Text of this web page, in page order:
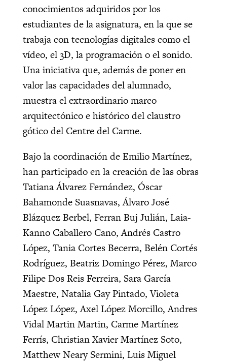
conocimientos adquiridos por los
estudiantes de la asignatura, en la que se
trabaja con tecnologías digitales como el
vídeo, el 3D, la programación o el sonido.
Una iniciativa que, además de poner en
valor las capacidades del alumnado,
muestra el extraordinario marco
arquitectónico e histórico del claustro
gótico del Centre del Carme.
Bajo la coordinación de Emilio Martínez,
han participado en la creación de las obras
Tatiana Álvarez Fernández, Óscar
Bahamonde Suasnavas, Álvaro José
Blázquez Berbel, Ferran Buj Julián, Laia-
Kanno Caballero Cano, Andrés Castro
López, Tania Cortes Becerra, Belén Cortés
Rodríguez, Beatriz Domingo Pérez, Marco
Filipe Dos Reis Ferreira, Sara García
Maestre, Natalia Gay Pintado, Violeta
López López, Axel López Morcillo, Andres
Vidal Martin Martin, Carme Martínez
Ferrís, Christian Xavier Martínez Soto,
Matthew Neary Sermini, Luis Miguel